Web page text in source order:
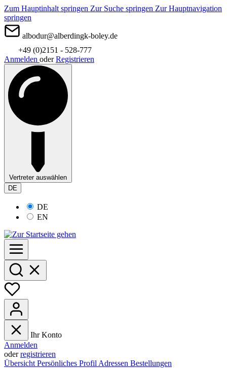
Zum Hauptinhalt springen Zur Suche springen Zur Hauptnavigation
springen
albodur@alberdingk-boley.de
+49 (0)2151 - 528-777
Anmelden oder Registrieren
Vertreter auswählen
DE
DE
EN
Ihr Konto
Anmelden
oderregistrieren
Übersicht Persönliches Profil Adressen Bestellungen